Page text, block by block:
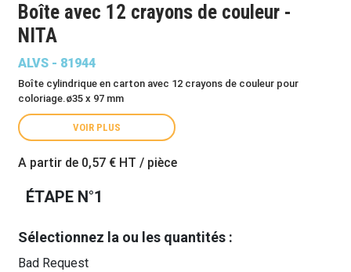
Boîte avec 12 crayons de couleur -
NITA
ALVS - 81944
Boîte cylindrique en carton avec 12 crayons de couleur pour
coloriage.ø35 x 97 mm
VOIR PLUS
A partir de 0,57 € HT / pièce
ÉTAPE N°1
Sélectionnez la ou les quantités :
Bad Request